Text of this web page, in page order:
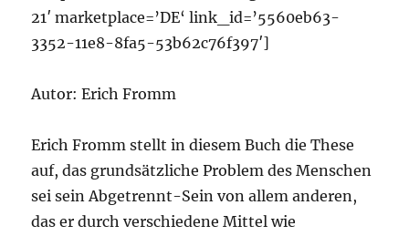
21′ marketplace=’DE‘ link_id=’5560eb63-
3352-11e8-8fa5-53b62c76f397′]
Autor: Erich Fromm
Erich Fromm stellt in diesem Buch die These
auf, das grundsätzliche Problem des Menschen
sei sein Abgetrennt-Sein von allem anderen,
das er durch verschiedene Mittel wie